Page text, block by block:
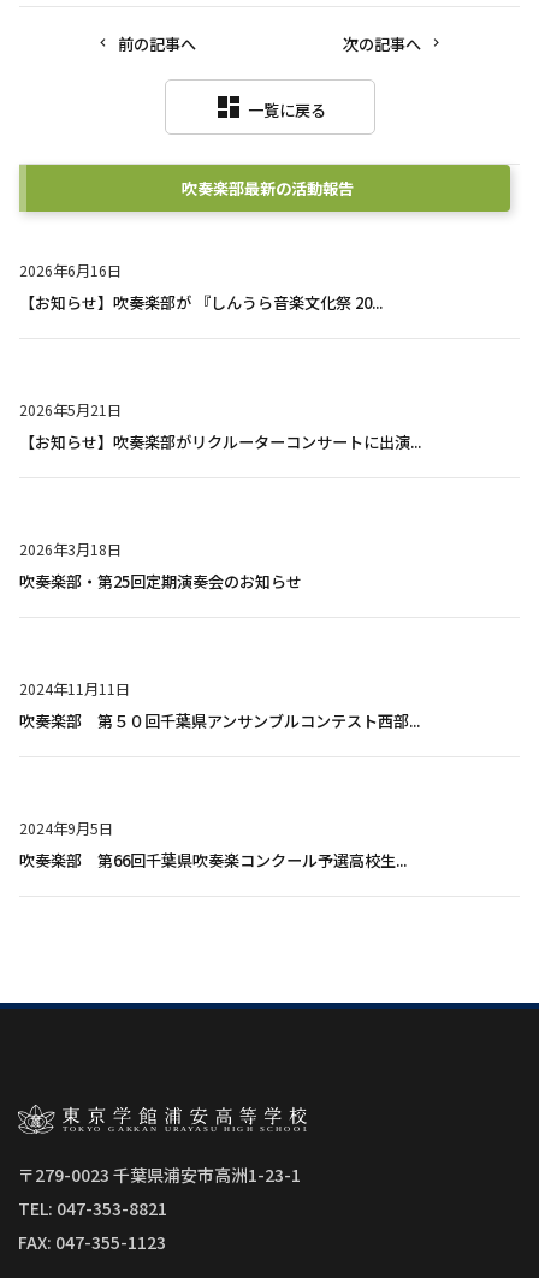
前の記事へ
dashboard 一覧に戻る
次の記事へ
吹奏楽部最新の活動報告
2026年6月16日
【お知らせ】吹奏楽部が 『しんうら音楽文化祭 20...
2026年5月21日
【お知らせ】吹奏楽部がリクルーターコンサートに出演...
2026年3月18日
吹奏楽部・第25回定期演奏会のお知らせ
2024年11月11日
吹奏楽部 第５０回千葉県アンサンブルコンテスト西部...
2024年9月5日
吹奏楽部 第66回千葉県吹奏楽コンクール予選高校生...
〒279-0023 千葉県浦安市高洲1-23-1
TEL: 047-353-8821
FAX: 047-355-1123